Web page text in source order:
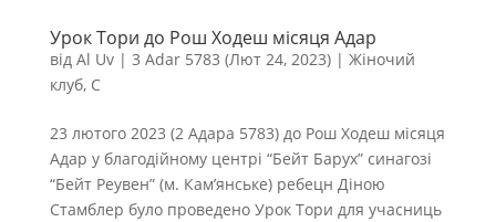
Урок Тори до Рош Ходеш місяця Адар
від Al Uv| 3 Adar 5783 (Лют 24, 2023)| Жіночий
клуб, С
23 лютого 2023 (2 Адара 5783) до Рош Ходеш місяця
Адар у благодійному центрі “Бейт Барух” синагозі
“Бейт Реувен” (м. Кам’янське) ребецн Діною
Стамблер було проведено Урок Тори для учасниць